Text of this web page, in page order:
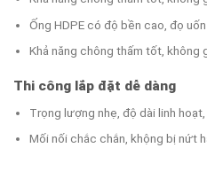
Ống HDPE có độ bền cao, đọ
Khả năng chông thấm tốt, không
Thi công lắp đặt dễ dàng
Trọng lượng nhẹ, độ dài linh
Mối nối chắc chắn, khộng bị nứt